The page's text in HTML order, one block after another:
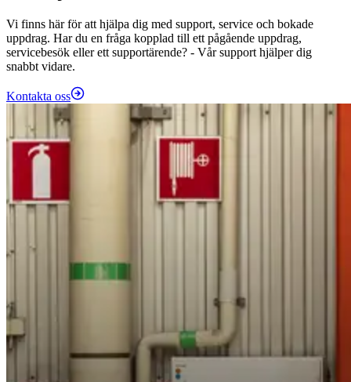
Vi finns här för att hjälpa dig med support, service och bokade
uppdrag. Har du en fråga kopplad till ett pågående uppdrag,
servicebesök eller ett supportärende? - Vår support hjälper dig
snabbt vidare.
Kontakta oss